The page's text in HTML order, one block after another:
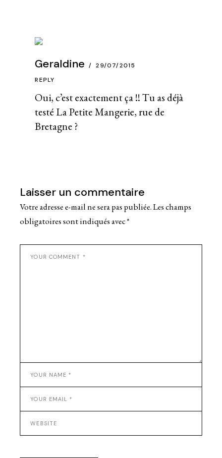
Geraldine 29/07/2015
Oui, c’est exactement ça !! Tu as déjà
testé La Petite Mangerie, rue de
Bretagne ?
REPLY
Laisser un commentaire
Votre adresse e-mail ne sera pas publiée.Les champs
obligatoires sont indiqués avec*